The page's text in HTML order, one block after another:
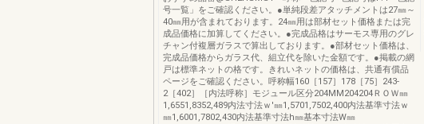
号一覧」をご確認ください。●単純段差アタッチメントは27㎜～
40㎜用が含まれております。24㎜用は部材セット価格または完
成品価格に加算してください。●完成品格はサーモス専用のグレ
チャン付複層ガラスで算出しております。●部材セット価格は、
完成品価格からガラス代、組立代を除いた金額です。●掲載の網
戸は標準ネットの格です。きれいネットの価格は、共通有償品
ページをご確認ください。呼称幅160［157］178［75］243-
2［402］［内法呼称］モジュール区分204MM204204ＲＯＷ㎜
1,6551,8352,489内法寸法ｗ'㎜1,5701,7502,400内法基準寸法ｗ
㎜1,6001,7802,430内法基準寸法h㎜基本寸法W㎜